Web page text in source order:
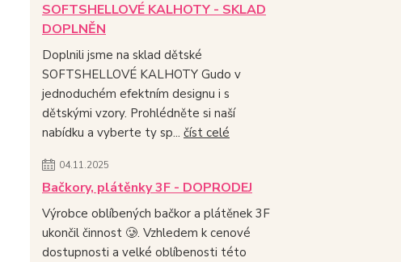
SOFTSHELLOVÉ KALHOTY - SKLAD
DOPLNĚN
Doplnili jsme na sklad dětské
SOFTSHELLOVÉ KALHOTY Gudo v
jednoduchém efektním designu i s
dětskými vzory. Prohlédněte si naší
nabídku a vyberte ty sp... číst celé
04.11.2025
Bačkory, plátěnky 3F - DOPRODEJ
Výrobce oblíbených bačkor a plátěnek 3F
ukončil činnost 🥲. Vzhledem k cenové
dostupnosti a velké oblíbenosti této